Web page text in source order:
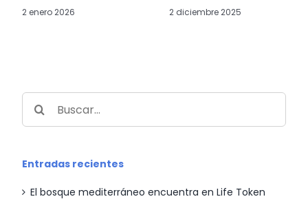
2 enero 2026 2 diciembre 2025
Entradas recientes
El bosque mediterráneo encuentra en Life Token